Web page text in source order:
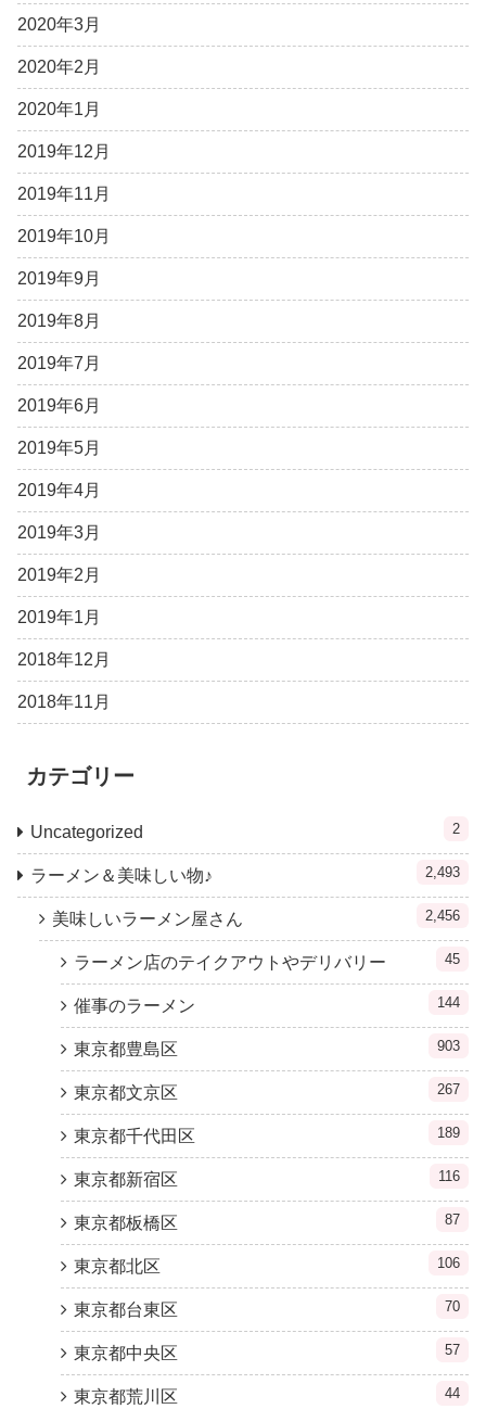
2020年3月
2020年2月
2020年1月
2019年12月
2019年11月
2019年10月
2019年9月
2019年8月
2019年7月
2019年6月
2019年5月
2019年4月
2019年3月
2019年2月
2019年1月
2018年12月
2018年11月
カテゴリー
Uncategorized 2
ラーメン＆美味しい物♪ 2,493
美味しいラーメン屋さん 2,456
ラーメン店のテイクアウトやデリバリー 45
催事のラーメン 144
東京都豊島区 903
東京都文京区 267
東京都千代田区 189
東京都新宿区 116
東京都板橋区 87
東京都北区 106
東京都台東区 70
東京都中央区 57
東京都荒川区 44